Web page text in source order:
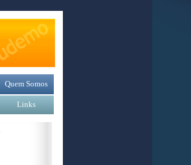
Quem Somos
Links